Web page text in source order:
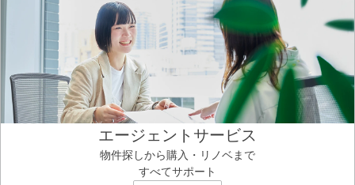
エージェントサービス
物件探しから購入・リノベまで
すべてサポート